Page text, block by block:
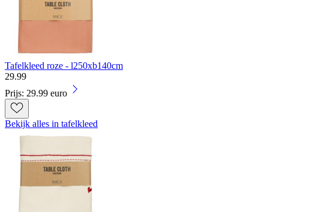
Tafelkleed roze - l250xb140cm
29.99
Prijs: 29.99 euro
Bekijk alles in tafelkleed